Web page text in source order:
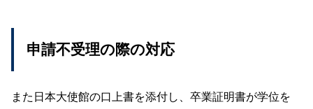
申請不受理の際の対応
また日本大使館の口上書を添付し、卒業証明書が学位を